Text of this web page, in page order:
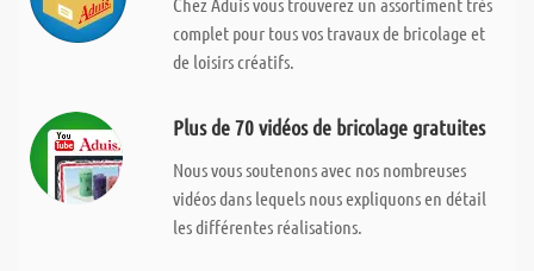
complet pour tous vos travaux de bricolage et
de loisirs créatifs.
Plus de 70 vidéos de bricolage gratuites
Nous vous soutenons avec nos nombreuses
vidéos dans lequels nous expliquons en détail
les différentes réalisations.